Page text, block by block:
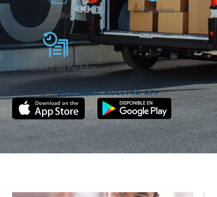
Estatus
Histórico de Pedidos
Calculadora
DESCARGA NUESTRA APP